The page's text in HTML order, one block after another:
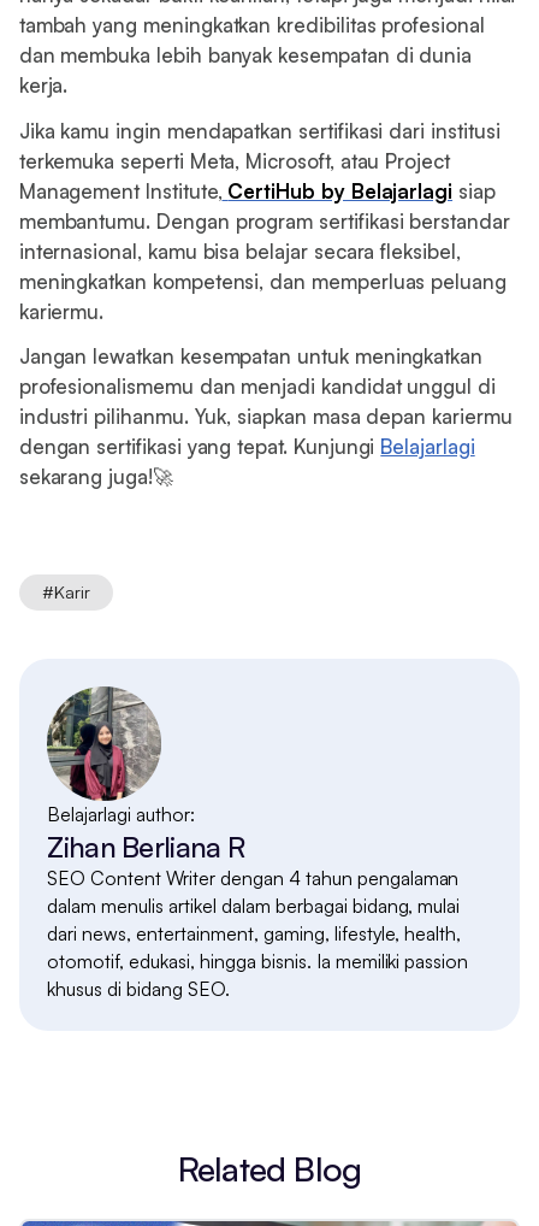
tambah yang meningkatkan kredibilitas profesional
dan membuka lebih banyak kesempatan di dunia
kerja.
Jika kamu ingin mendapatkan sertifikasi dari institusi
terkemuka seperti Meta, Microsoft, atau Project
Management Institute, CertiHub by Belajarlagi siap
membantumu. Dengan program sertifikasi berstandar
internasional, kamu bisa belajar secara fleksibel,
meningkatkan kompetensi, dan memperluas peluang
kariermu.
Jangan lewatkan kesempatan untuk meningkatkan
profesionalismemu dan menjadi kandidat unggul di
industri pilihanmu. Yuk, siapkan masa depan kariermu
dengan sertifikasi yang tepat. Kunjungi Belajarlagi
sekarang juga!🚀
#Karir
Belajarlagi author:
Zihan Berliana R
SEO Content Writer dengan 4 tahun pengalaman
dalam menulis artikel dalam berbagai bidang, mulai
dari news, entertainment, gaming, lifestyle, health,
otomotif, edukasi, hingga bisnis. Ia memiliki passion
khusus di bidang SEO.
Related Blog